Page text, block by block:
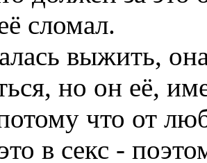
сломал.
выжить,
но он её,
что от
в секс -